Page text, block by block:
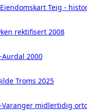
Teig -
rektifisert 2008
2000
Troms 2025
midlertidig